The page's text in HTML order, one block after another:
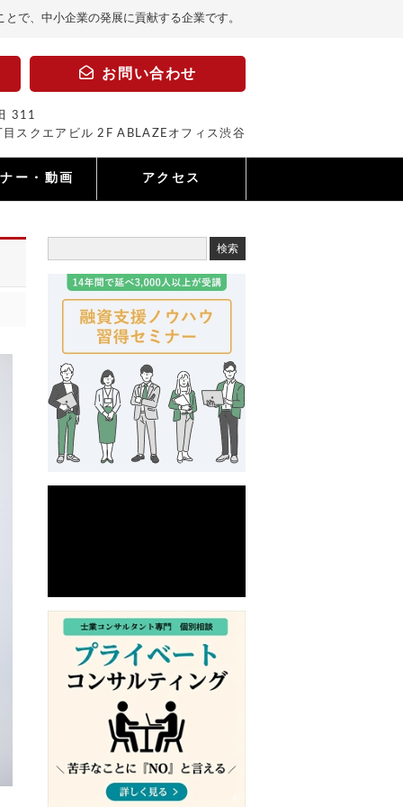
で、中小企業の発展に貢献する企業です。
お問い合わせ
311
スクエアビル 2F ABLAZEオフィス渋谷
ー・動画 アクセス